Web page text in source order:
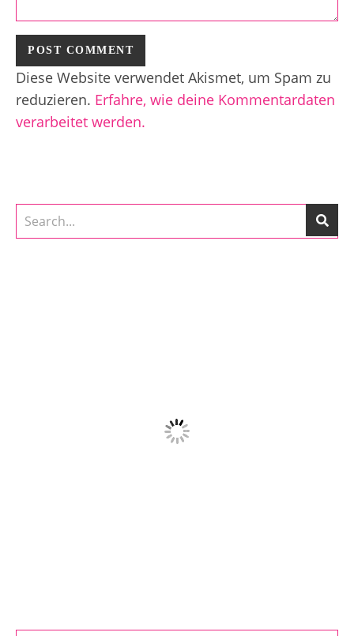
Diese Website verwendet Akismet, um Spam zu
reduzieren. Erfahre, wie deine Kommentardaten
verarbeitet werden.